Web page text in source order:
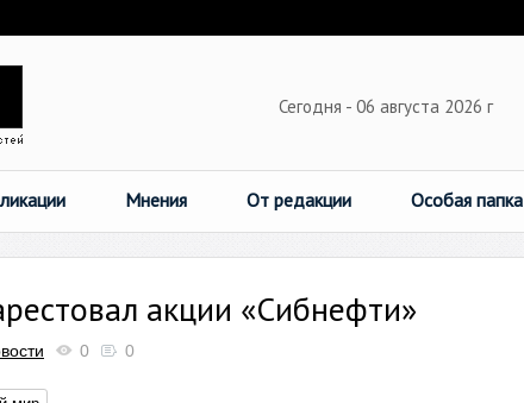
Сегодня - 06 августа 2026 г
Мнения От редакции Особая папка
акции «Сибнефти»
0 0